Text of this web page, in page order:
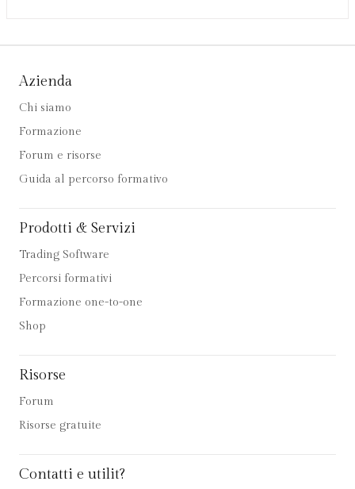
Azienda
Chi siamo
Formazione
Forum e risorse
Guida al percorso formativo
Prodotti & Servizi
Trading Software
Percorsi formativi
Formazione one-to-one
Shop
Risorse
Forum
Risorse gratuite
Contatti e utilit?